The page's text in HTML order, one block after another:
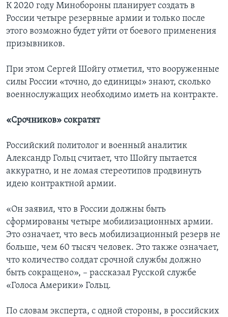
К 2020 году Минобороны планирует создать в
России четыре резервные армии и только после
этого возможно будет уйти от боевого применения
призывников.
При этом Сергей Шойгу отметил, что вооруженные
силы России «точно, до единицы» знают, сколько
военнослужащих необходимо иметь на контракте.
«Срочников» сократят
Российский политолог и военный аналитик
Александр Гольц считает, что Шойгу пытается
аккуратно, и не ломая стереотипов продвинуть
идею контрактной армии.
«Он заявил, что в России должны быть
сформированы четыре мобилизационных армии.
Это означает, что весь мобилизационный резерв не
больше, чем 60 тысяч человек. Это также означает,
что количество солдат срочной службы должно
быть сокращено», – рассказал Русской службе
«Голоса Америки» Гольц.
По словам эксперта, с одной стороны, в российских